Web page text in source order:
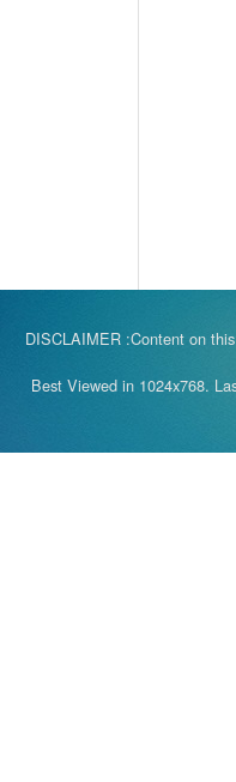
DISCLAIMER :Content on
Best Viewed in 1024x768.